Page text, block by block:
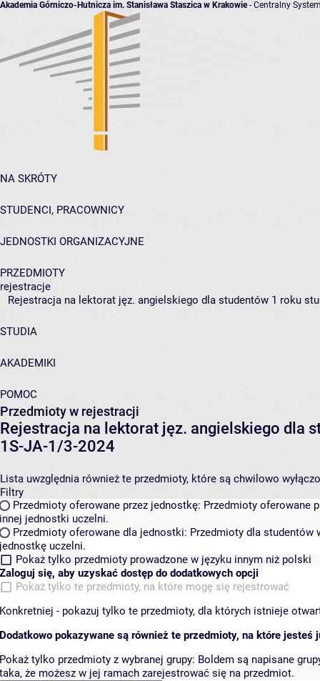
Akademia Górniczo-Hutnicza im. Stanisława Staszica w Krakowie- Centralny
NA SKRÓTY
STUDENCI, PRACOWNICY
JEDNOSTKI ORGANIZACYJNE
PRZEDMIOTY
rejestracje
Rejestracja na lektorat jęz. angielskiego dla studentów 1 roku
STUDIA
AKADEMIKI
POMOC
Przedmioty w rejestracji
Rejestracja na lektorat jęz. angielskiego dla
1S-JA-1/3-2024
Lista uwzględnia również te przedmioty, które są chwilowo
Filtry
Przedmioty oferowane przez jednostkę: Przedmioty oferowane
innej jednostki uczelni.
Przedmioty oferowane dla jednostki: Przedmioty dla studentów
jednostkę uczelni.
Pokaż tylko przedmioty prowadzone w języku innym niż polski
Zaloguj się, aby uzyskać dostęp do dodatkowych opcji
Pokaż tylko te przedmioty, na które mogę się rejestrować
Konkretniej - pokazuj tylko te przedmioty, dla których istnieje
Dodatkowo pokazywane są również te przedmioty, na które jesteś
Pokaż tylko przedmioty z wybranej grupy: Boldem są napisane
taka, że możesz w jej ramach zarejestrować się na przedmiot.